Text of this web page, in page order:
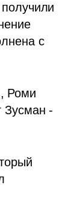
с
Роми
Зусман -